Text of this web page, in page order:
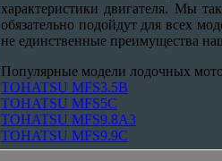
характеристики двигателя. Мы
обязательно подойдут для всех
не единственные преимущества
Популярные модели лодочных
TOHATSU MFS3.5B
TOHATSU MFS5C
TOHATSU MFS9.8A3
TOHATSU MFS9.9C